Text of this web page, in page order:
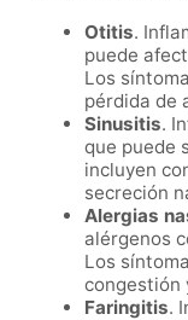
Otitis.
puede
Los
pérdida de
Sinusitis.
que puede
incluyen
secreción
Alergias
alérgenos
Los
congestión
Faringitis.